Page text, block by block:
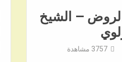
– الشيخ
3757 مشاهدة